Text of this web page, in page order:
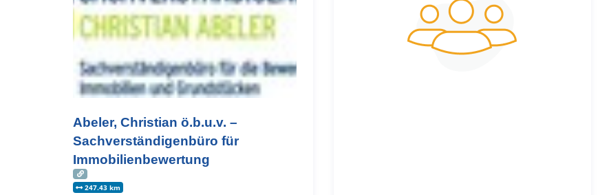
Abeler, Christian ö.b.u.v. –
Sachverständigenbüro für
Immobilienbewertung
247.43 km